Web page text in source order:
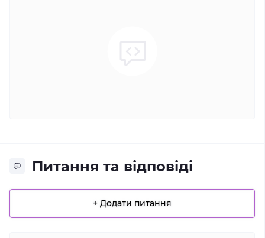
Питання та відповіді
+ Додати питання